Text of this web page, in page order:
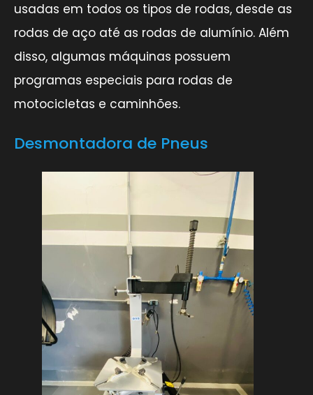
usadas em todos os tipos de rodas, desde as
rodas de aço até as rodas de alumínio. Além
disso, algumas máquinas possuem
programas especiais para rodas de
motocicletas e caminhões.
Desmontadora de Pneus